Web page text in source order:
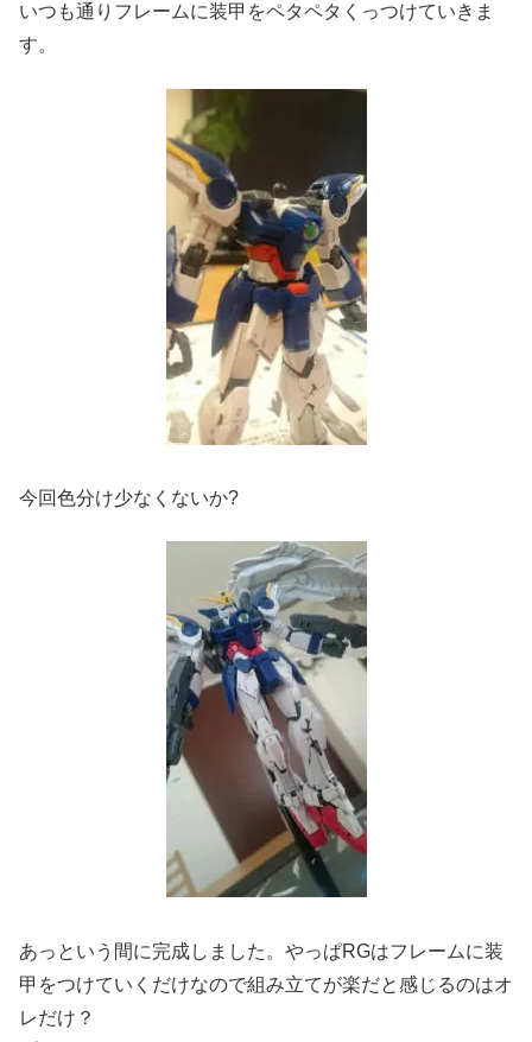
いつも通りフレームに装甲をペタペタくっつけていきま
す。
今回色分け少なくないか?
あっという間に完成しました。やっぱRGはフレームに装
甲をつけていくだけなので組み立てが楽だと感じるのはオ
レだけ？